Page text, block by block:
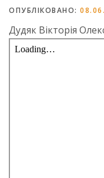
ОПУБЛІКОВАНО:
Дудяк Вікторія